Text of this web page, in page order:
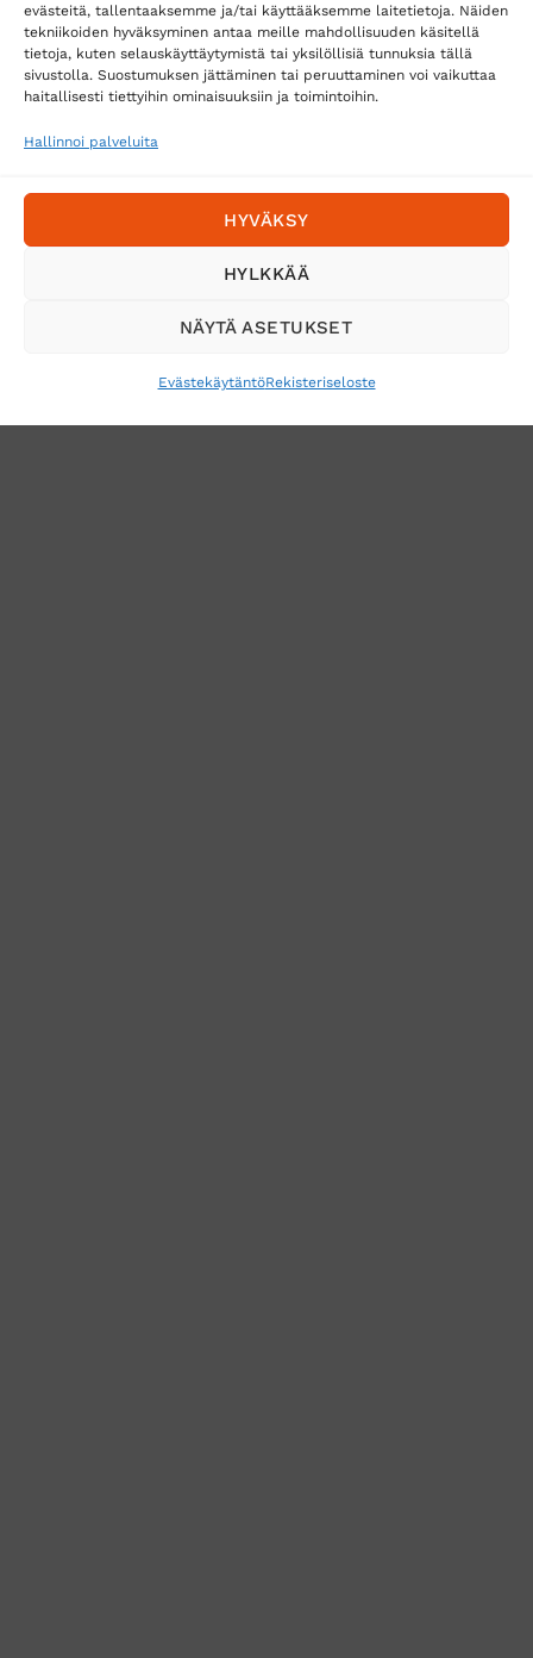
evästeitä, tallentaaksemme ja/tai käyttääksemme laitetietoja. Näiden
tekniikoiden hyväksyminen antaa meille mahdollisuuden käsitellä
tietoja, kuten selauskäyttäytymistä tai yksilöllisiä tunnuksia tällä
sivustolla. Suostumuksen jättäminen tai peruuttaminen voi vaikuttaa
haitallisesti tiettyihin ominaisuuksiin ja toimintoihin.
Hallinnoi palveluita
HYVÄKSY
HYLKKÄÄ
NÄYTÄ ASETUKSET
EvästekäytäntöRekisteriseloste
Toimitustavat
Posti
Matkahuolto
Tilaa uutiskirje ja saat erikoisalennuksia